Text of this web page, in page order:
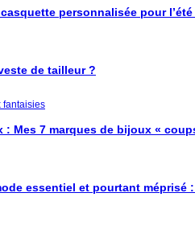
personnalisée pour l’été
de tailleur ?
: Mes 7 marques de bijoux «
essentiel et pourtant méprisé